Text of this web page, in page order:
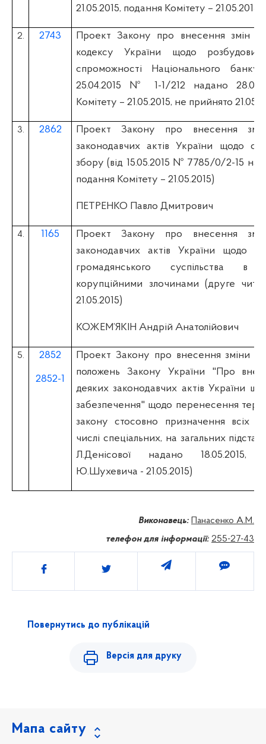
21.05.2015, подання Комітету – 21.05.2015)
2. 2743
Проект Закону про внесення змін
кодексу України щодо розбудови
спроможності Національного банку
25.04.2015 № 1-1/212 надано
Комітету – 21.05.2015, не прийнято
3. 2862
Проект Закону про внесення
законодавчих актів України щодо
збору (вiд 15.05.2015 № 7785/0/2-15
подання Комітету – 21.05.2015)
ПЕТРЕНКО Павло Дмитрович
4. 1165
Проект Закону про внесення
законодавчих актів України щодо
громадянського суспільства в
корупційними злочинами (друге
21.05.2015)
КОЖЕМ’ЯКІН Андрій Анатолійович
5. 2852
2852-1
Проект Закону про внесення зміни
положень Закону України "Про
деяких законодавчих актів України
забезпечення" щодо перенесення
закону стосовно призначення всіх
числі спеціальних, на загальних
Л.Денісової надано 18.05.2015,
Ю.Шухевича - 21.05.2015)
Виконавець: Панасенко А.М.
телефон для інформації: 255-27-43
Поділитись
Повернутись до публікацій
Версія для друку
Мапа сайту